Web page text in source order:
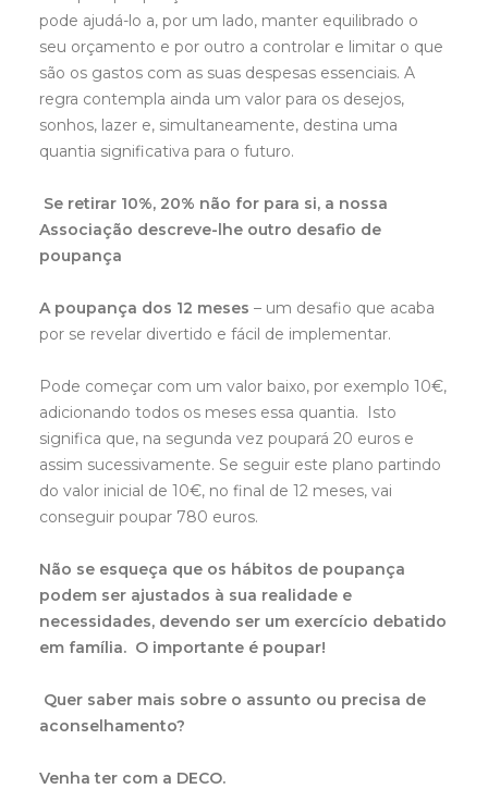
pode ajudá-lo a, por um lado, manter equilibrado o
seu orçamento e por outro a controlar e limitar o que
são os gastos com as suas despesas essenciais. A
regra contempla ainda um valor para os desejos,
sonhos, lazer e, simultaneamente, destina uma
quantia significativa para o futuro.
Se retirar 10%, 20% não for para si, a nossa
Associação descreve-lhe outro desafio de
poupança
A poupança dos 12 meses – um desafio que acaba
por se revelar divertido e fácil de implementar.
Pode começar com um valor baixo, por exemplo 10€,
adicionando todos os meses essa quantia. Isto
significa que, na segunda vez poupará 20 euros e
assim sucessivamente. Se seguir este plano partindo
do valor inicial de 10€, no final de 12 meses, vai
conseguir poupar 780 euros.
Não se esqueça que os hábitos de poupança
podem ser ajustados à sua realidade e
necessidades, devendo ser um exercício debatido
em família. O importante é poupar!
Quer saber mais sobre o assunto ou precisa de
aconselhamento?
Venha ter com a DECO.